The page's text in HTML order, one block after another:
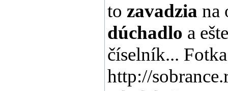
to zavadzia na
dúchadlo a
číselník...
http://